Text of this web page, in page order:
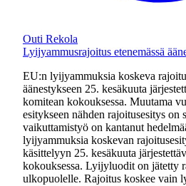
Outi Rekola
Lyijyammusrajoitus etenemässä
EU:n lyijyammuksia koskeva
äänestykseen 25. kesäkuuta
komitean kokouksessa. Muutama
esitykseen nähden rajoitusesitys on
vaikuttamistyö on kantanut
lyijyammuksia koskevan
käsittelyyn 25. kesäkuuta
kokouksessa. Lyijyluodit on jätetty
ulkopuolelle. Rajoitus koskee vain